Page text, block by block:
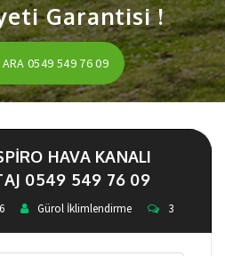
Garantisi !
0549 549 76 09
HAVA KANALI
0549 549 76 09
Gürol İklimlendirme 3